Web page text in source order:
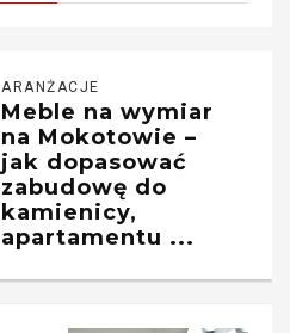
ARANŻACJE
Meble na wymiar
na Mokotowie –
jak dopasować
zabudowę do
kamienicy,
apartamentu ...